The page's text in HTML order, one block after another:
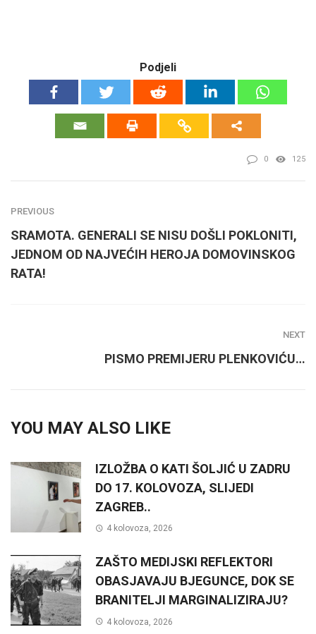
Podjeli
0 125
PREVIOUS
SRAMOTA. GENERALI SE NISU DOŠLI POKLONITI,
JEDNOM OD NAJVEĆIH HEROJA DOMOVINSKOG
RATA!
NEXT
PISMO PREMIJERU PLENKOVIĆU…
YOU MAY ALSO LIKE
IZLOŽBA O KATI ŠOLJIĆ U ZADRU
DO 17. KOLOVOZA, SLIJEDI
ZAGREB..
4 kolovoza, 2026
ZAŠTO MEDIJSKI REFLEKTORI
OBASJAVAJU BJEGUNCE, DOK SE
BRANITELJI MARGINALIZIRAJU?
4 kolovoza, 2026